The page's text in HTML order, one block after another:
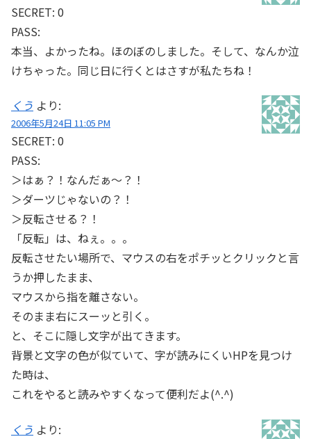
SECRET: 0
PASS:
本当、よかったね。ほのぼのしました。そして、なんか泣
けちゃった。同じ日に行くとはさすが私たちね！
くう より:
2006年5月24日 11:05 PM
SECRET: 0
PASS:
＞はぁ？！なんだぁ～？！
＞ダーツじゃないの？！
＞反転させる？！
「反転」は、ねぇ。。。
反転させたい場所で、マウスの右をポチッとクリックと言
うか押したまま、
マウスから指を離さない。
そのまま右にスーッと引く。
と、そこに隠し文字が出てきます。
背景と文字の色が似ていて、字が読みにくいHPを見つけ
た時は、
これをやると読みやすくなって便利だよ(^.^)
くう より: